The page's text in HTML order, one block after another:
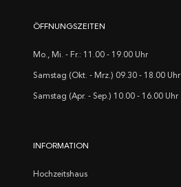
ÖFFNUNGSZEITEN
Mo., Mi. - Fr.: 11.00 - 19.00 Uhr
Samstag (Okt. - Mrz.) 09.30 - 18.00 Uhr
Samstag (Apr. - Sep.) 10.00 - 16.00 Uhr
INFORMATION
Hochzeitshaus